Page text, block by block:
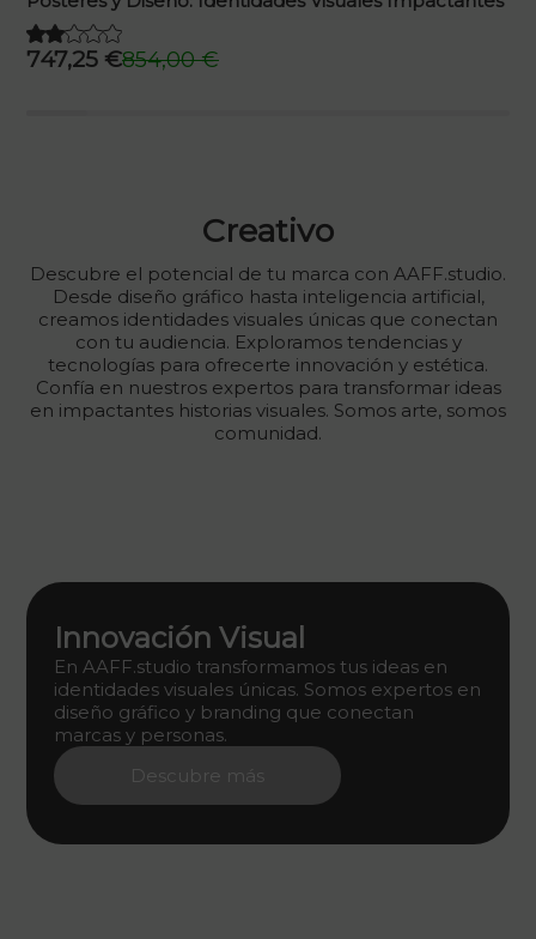
854,00€
747,25 €
Creativo
Descubre el potencial de tu marca con AAFF.studio.
Desde diseño gráfico hasta inteligencia artificial,
creamos identidades visuales únicas que conectan
con tu audiencia. Exploramos tendencias y
tecnologías para ofrecerte innovación y estética.
Confía en nuestros expertos para transformar ideas
en impactantes historias visuales. Somos arte, somos
comunidad.
Innovación Visual
En AAFF.studio transformamos tus ideas en
identidades visuales únicas. Somos expertos en
diseño gráfico y branding que conectan
marcas y personas.
Descubre más